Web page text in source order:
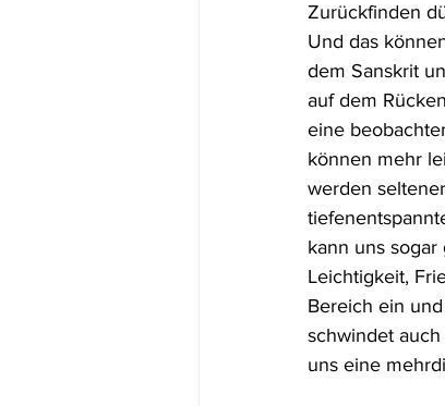
Zurückfinden
Und das
dem Sanskrit
auf dem
eine
können mehr
werden
kann uns
Leichtigkeit,
Bereich ein
schwindet
uns eine